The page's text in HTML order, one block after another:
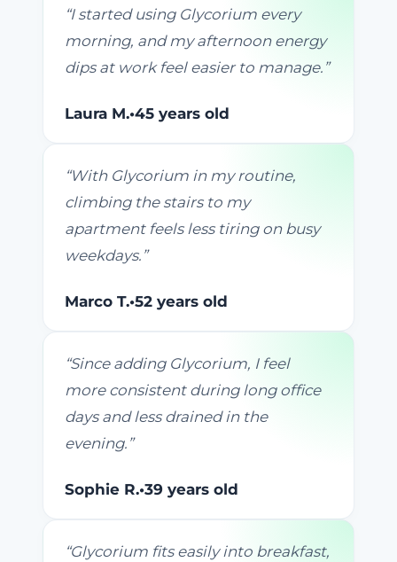
“I started using Glycorium every
morning, and my afternoon energy
dips at work feel easier to manage. ”
Laura M.•45 years old
“With Glycorium in my routine,
climbing the stairs to my
apartment feels less tiring on busy
weekdays. ”
Marco T.•52 years old
“Since adding Glycorium, I feel
more consistent during long office
days and less drained in the
evening. ”
Sophie R.•39 years old
“Glycorium fits easily into breakfast,